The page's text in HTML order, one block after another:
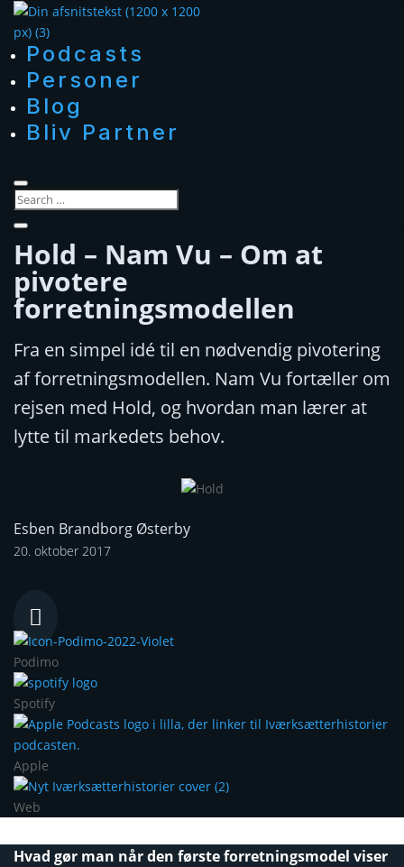
Podcasts
Personer
Blog
Bliv Partner
Hold – Nam Vu – Om at
pivotere
forretningsmodellen
Fra en simpel idé til en nødvendig pivotering
af forretningsmodellen. Nam Vu fortæller om
rejsen med Hold, og hvordan man lærer at
lytte til markedets behov.
Esben Brandborg Østerby
20. oktober 2017

Podimo
Spotify
Apple
Web
Hvad gør man når den første forretningsmodel viser